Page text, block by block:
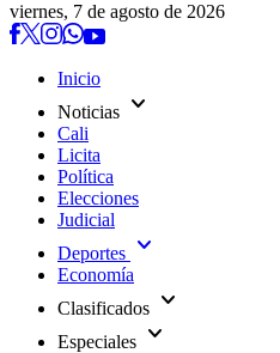
viernes, 7 de agosto de 2026
Inicio
Noticias expand_more
Cali
Licita
Política
Elecciones
Judicial
Deportes expand_more
Economía
Clasificados expand_more
Especiales expand_more